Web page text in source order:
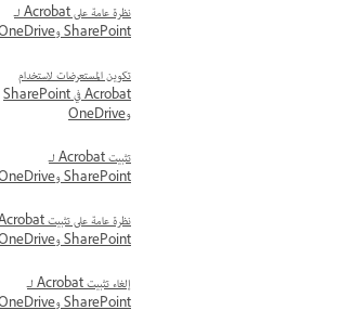
نظرة عامة على Acrobat لـ
SharePoint وOneDrive
تكوين المستعرضات لاستخدام
Acrobat في SharePoint
وOneDrive
تثبيت Acrobat لـ
SharePoint وOneDrive
SharePoint وOneDrive
إلغاء تثبيت Acrobat لـ
SharePoint وOneDrive